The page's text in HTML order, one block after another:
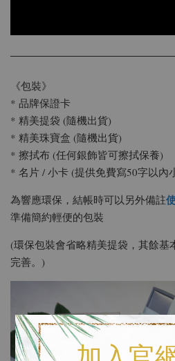
《包裝》
* 品牌保證卡
* 精美提袋 (隨機出貨)
* 精美珠寶盒 (隨機出貨)
* 擦拭布 (任何銀飾皆可擦拭保養)
* 名片 / 小卡 (提供免費寫50字以內
為響應環保，結帳時可以另外備註
準備簡約輕便的包裝
(環保包裝會省略精美提袋，其餘基
完善。)